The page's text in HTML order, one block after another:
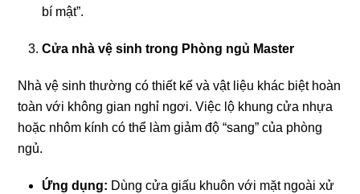
bí mật”.
Cửa nhà vệ sinh trong Phòng ngủ Master
Nhà vệ sinh thường có thiết kế và vật liệu khác biệt hoàn
toàn với không gian nghỉ ngơi. Việc lộ khung cửa nhựa
hoặc nhôm kính có thể làm giảm độ “sang” của phòng
ngủ.
Ứng dụng: Dùng cửa giấu khuôn với mặt ngoài xử